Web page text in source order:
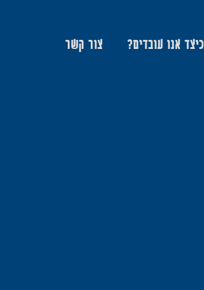
כיצד אנו עובדים? צור קשר